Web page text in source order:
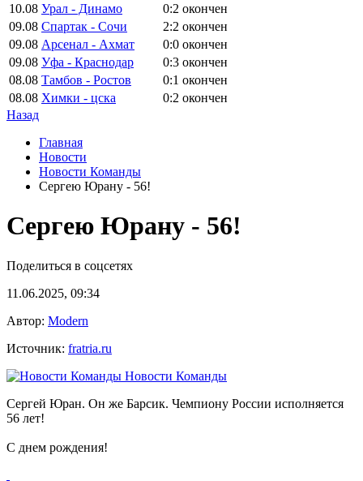
10.08 Урал - Динамо 0:2 окончен
09.08 Спартак - Сочи 2:2 окончен
09.08 Арсенал - Ахмат 0:0 окончен
09.08 Уфа - Краснодар 0:3 окончен
08.08 Тамбов - Ростов 0:1 окончен
08.08 Химки - цска 0:2 окончен
Назад
Главная
Новости
Новости Команды
Сергею Юрану - 56!
Сергею Юрану - 56!
Поделиться в соцсетях
11.06.2025, 09:34
Автор: Modern
Источник: fratria.ru
Новости Команды
Сергей Юран. Он же Барсик. Чемпиону России исполняется
56 лет!
С днем рождения!